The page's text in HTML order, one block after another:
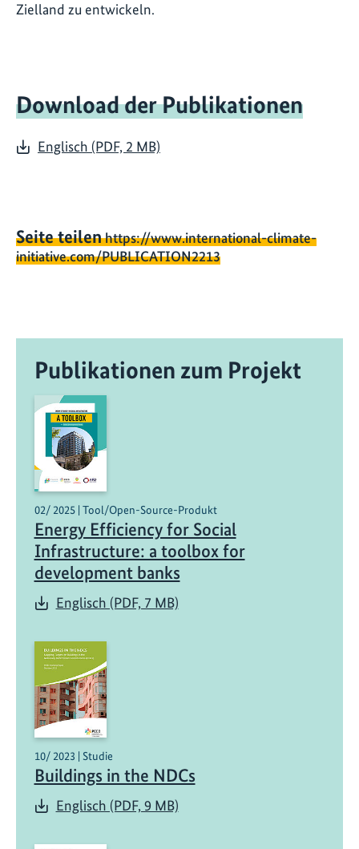
Zielland zu entwickeln.
Download der Publikationen
Englisch (PDF, 2 MB)
Seite teilenhttps://www.international-climate-
initiative.com/PUBLICATION2213
Publikationen zum Projekt
02/ 2025 | Tool/Open-Source-Produkt
Energy Efficiency for Social
Infrastructure: a toolbox for
development banks
Englisch (PDF, 7 MB)
10/ 2023 | Studie
Buildings in the NDCs
Englisch (PDF, 9 MB)